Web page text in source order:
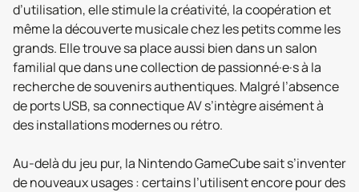
d’utilisation, elle stimule la créativité, la coopération et
même la découverte musicale chez les petits comme les
grands. Elle trouve sa place aussi bien dans un salon
familial que dans une collection de passionné·e·s à la
recherche de souvenirs authentiques. Malgré l’absence
de ports USB, sa connectique AV s’intègre aisément à
des installations modernes ou rétro.
Au-delà du jeu pur, la Nintendo GameCube sait s’inventer
de nouveaux usages : certains l’utilisent encore pour des